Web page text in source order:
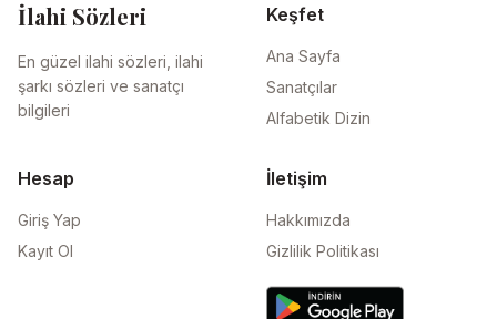
İlahi Sözleri
En güzel ilahi sözleri, ilahi
şarkı sözleri ve sanatçı
bilgileri
Keşfet
Ana Sayfa
Sanatçılar
Alfabetik Dizin
Hesap
Giriş Yap
Kayıt Ol
İletişim
Hakkımızda
Gizlilik Politikası